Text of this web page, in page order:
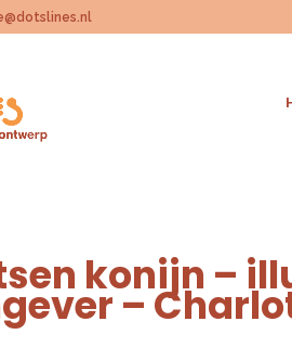
konijn –
–